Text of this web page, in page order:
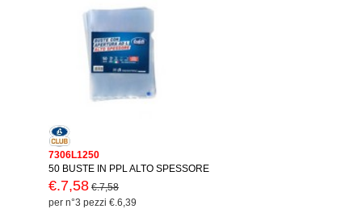
7306L1250
50 BUSTE IN PPL ALTO SPESSORE
€.7,58 €.7,58
per n°3 pezzi €.6,39